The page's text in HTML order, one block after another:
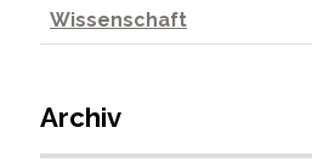
Wissenschaft
Archiv